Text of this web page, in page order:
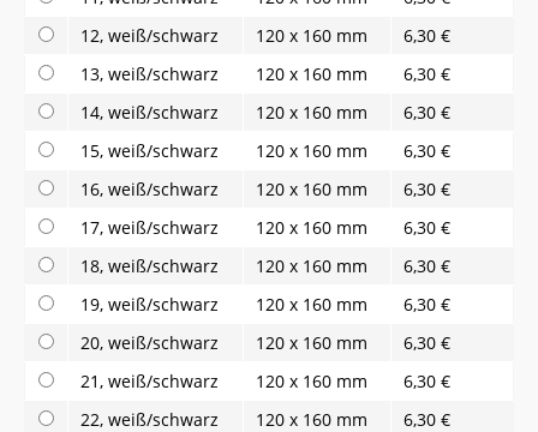
12, weiß/schwarz
120 x 160 mm
6,30 €
13, weiß/schwarz
120 x 160 mm
6,30 €
14, weiß/schwarz
120 x 160 mm
6,30 €
15, weiß/schwarz
120 x 160 mm
6,30 €
16, weiß/schwarz
120 x 160 mm
6,30 €
17, weiß/schwarz
120 x 160 mm
6,30 €
18, weiß/schwarz
120 x 160 mm
6,30 €
19, weiß/schwarz
120 x 160 mm
6,30 €
20, weiß/schwarz
120 x 160 mm
6,30 €
21, weiß/schwarz
120 x 160 mm
6,30 €
22, weiß/schwarz
120 x 160 mm
6,30 €